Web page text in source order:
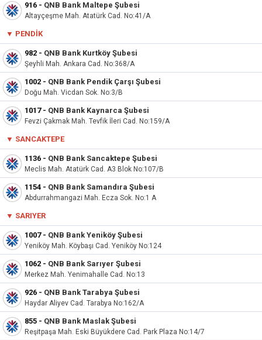
916 - QNB Bank Maltepe Şubesi
Altayçeşme Mah. Atatürk Cad. No:41/A
▼ PENDIK
982 - QNB Bank Kurtköy Şubesi
Şeyhli Mah. Ankara Cad. No:368/A
1002 - QNB Bank Pendik Çarşı Şubesi
Doğu Mah. Vicdan Sok. No:3/B
1017- QNB Bank Kaynarca Şubesi
Fevzi Çakmak Mah. Tevfik İleri Cad. No:159/A
▼ SANCAKTEPE
1136 - QNB Bank Sancaktepe Şubesi
Meclis Mah. Atatürk Cad. A3 Blok No:107/B
1154 - QNB Bank Samandıra Şubesi
Abdurrahmangazi Mah. Ecza Sok. No:1 A
▼ SARIYER
1007- QNB Bank Yeniköy Şubesi
Yeniköy Mah. Köybaşı Cad. Yeniköy No:124
1062 - QNB Bank Sarıyer Şubesi
Merkez Mah. Yenimahalle Cad. No:13
926 - QNB Bank Tarabya Şubesi
Haydar Aliyev Cad. Tarabya No:162/A
855 - QNB Bank Maslak Şubesi
Reşitpaşa Mah. Eski Büyükdere Cad. Park Plaza No:14/7